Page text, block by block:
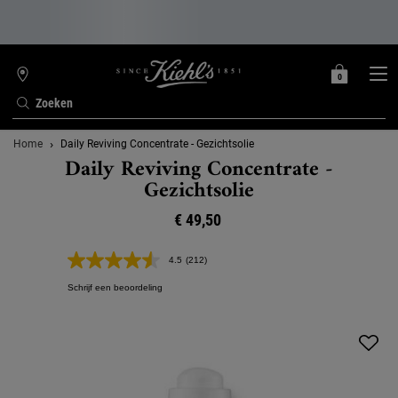
Zoeken
WINKELZOEKER
MIJN
0
0 PRODUCT
Hoofdinhoud
Home Daily Reviving Concentrate - Gezichtsolie
Daily Reviving Concentrate -
Gezichtsolie
€ 49,50
4.5 Lees
(212)
Schrijf een beoordeling